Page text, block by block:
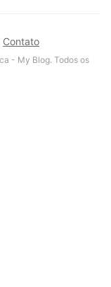
Contato
- My Blog. Todos os